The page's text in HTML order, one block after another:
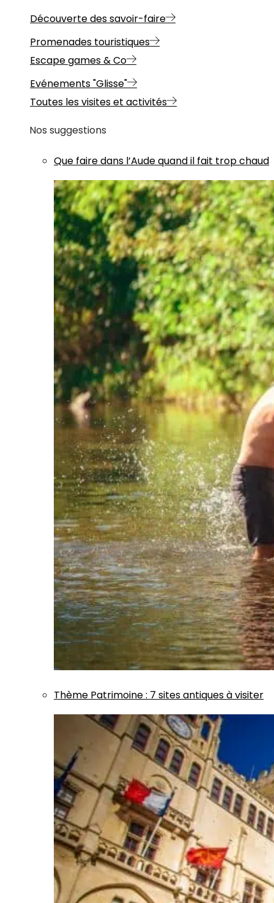
Découverte des savoir-faire
Promenades touristiques
Escape games & Co
Evénements "Glisse"
Toutes les visites et activités
Nos suggestions
Que faire dans l’Aude quand il fait trop chaud
Thème Patrimoine: 7 sites antiques à visiter